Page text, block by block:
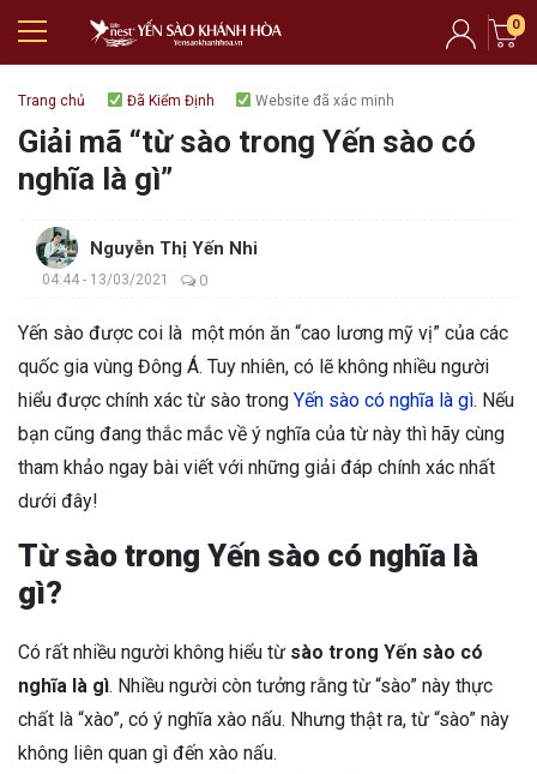
0
Trang chủ Đã Kiểm Định Website đã xác minh
Giải mã “từ sào trong Yến sào có
nghĩa là gì”
Nguyễn Thị Yến Nhi
04:44 - 13/03/2021 0
Yến sào được coi là một món ăn “cao lương mỹ vị” của các
quốc gia vùng Đông Á. Tuy nhiên, có lẽ không nhiều người
hiểu được chính xác từ sào trong Yến sào có nghĩa là gì. Nếu
bạn cũng đang thắc mắc về ý nghĩa của từ này thì hãy cùng
tham khảo ngay bài viết với những giải đáp chính xác nhất
dưới đây!
Từ sào trong Yến sào có nghĩa là
gì?
Có rất nhiều người không hiểu từ sào trong Yến sào có
nghĩa là gì. Nhiều người còn tưởng rằng từ “sào” này thực
chất là “xào”, có ý nghĩa xào nấu. Nhưng thật ra, từ “sào” này
không liên quan gì đến xào nấu.